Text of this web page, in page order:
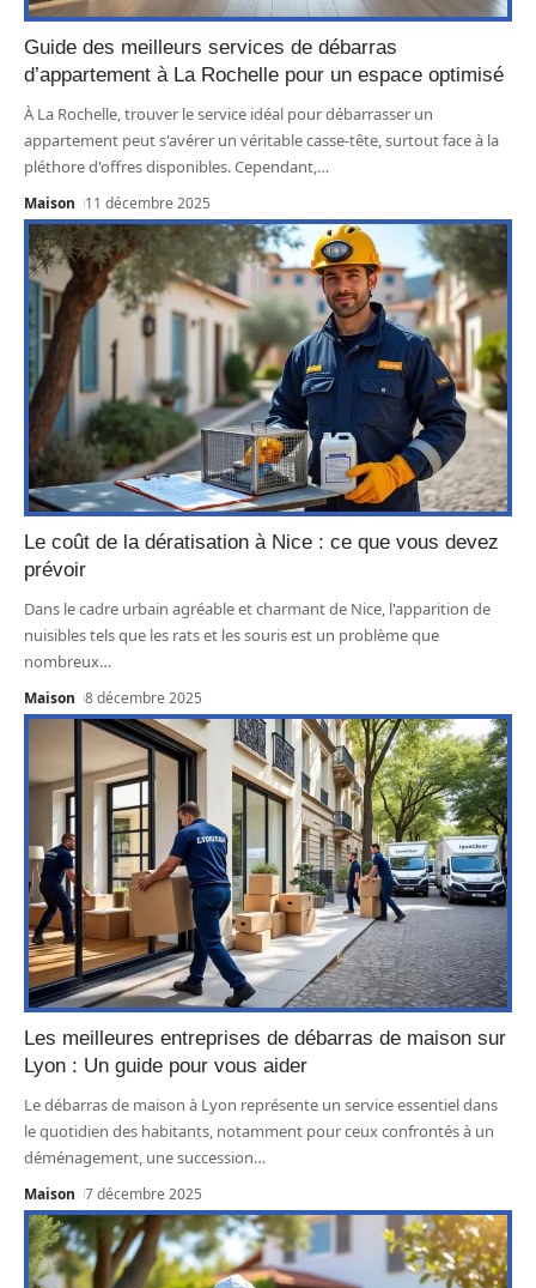
Guide des meilleurs services de débarras
d’appartement à La Rochelle pour un espace optimisé
À La Rochelle, trouver le service idéal pour débarrasser un
appartement peut s'avérer un véritable casse-tête, surtout face à la
pléthore d'offres disponibles. Cependant, …
Maison 11 décembre 2025
Le coût de la dératisation à Nice : ce que vous devez
prévoir
Dans le cadre urbain agréable et charmant de Nice, l'apparition de
nuisibles tels que les rats et les souris est un problème que
nombreux…
Maison 8 décembre 2025
Les meilleures entreprises de débarras de maison sur
Lyon : Un guide pour vous aider
Le débarras de maison à Lyon représente un service essentiel dans
le quotidien des habitants, notamment pour ceux confrontés à un
déménagement, une succession…
Maison 7 décembre 2025